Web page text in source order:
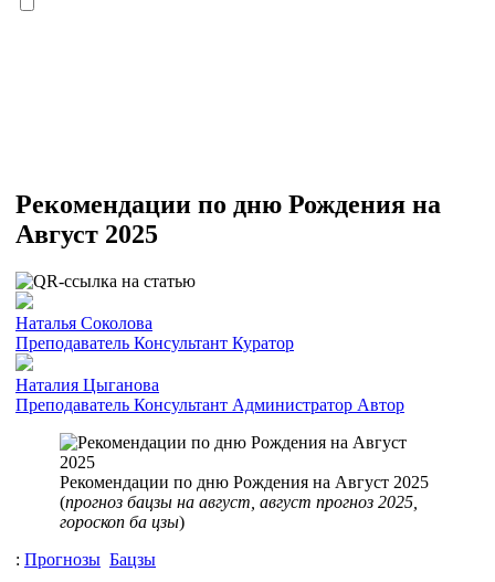
Рекомендации по дню Рождения на
Август 2025
Наталья Соколова
Преподаватель Консультант Куратор
Наталия Цыганова
Преподаватель Консультант Администратор Автор
Рекомендации по дню Рождения на Август 2025
(прогноз бацзы на август, август прогноз 2025,
гороскоп ба цзы)
: Прогнозы Бацзы